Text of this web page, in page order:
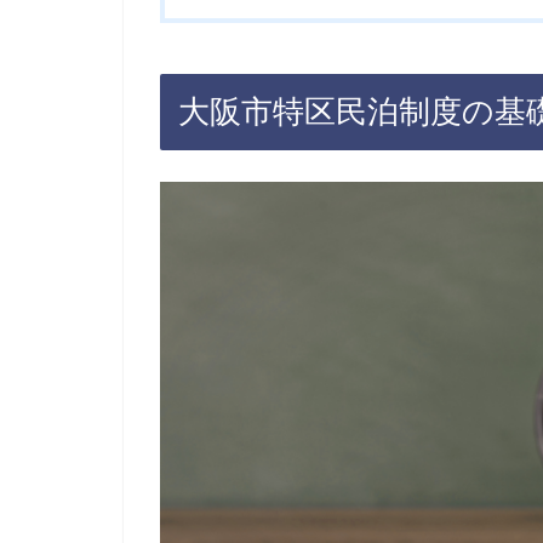
大阪市特区民泊制度の基